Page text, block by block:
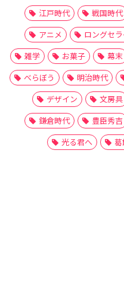
江戸時代 戦国時代
アニメ
ロングセ
雑学
お菓子 幕末
べらぼう
明治時代
デザイン
文房具
鎌倉時代
豊臣秀吉
光る君へ
葛